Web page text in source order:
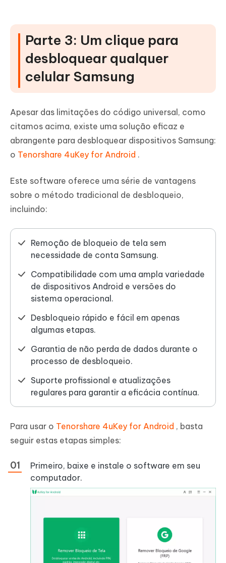
Parte 3: Um clique para
desbloquear qualquer
celular Samsung
Apesar das limitações do código universal, como
citamos acima, existe uma solução eficaz e
abrangente para desbloquear dispositivos Samsung:
o Tenorshare 4uKey for Android .
Este software oferece uma série de vantagens
sobre o método tradicional de desbloqueio,
incluindo:
Remoção de bloqueio de tela sem
necessidade de conta Samsung.
Compatibilidade com uma ampla variedade
de dispositivos Android e versões do
sistema operacional.
Desbloqueio rápido e fácil em apenas
algumas etapas.
Garantia de não perda de dados durante o
processo de desbloqueio.
Suporte profissional e atualizações
regulares para garantir a eficácia contínua.
Para usar o Tenorshare 4uKey for Android , basta
seguir estas etapas simples:
Primeiro, baixe e instale o software em seu
computador.